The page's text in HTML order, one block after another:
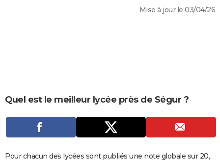
Dictionnaire
Biographies
Expressions
Proverbes
PROGRAMME TV
COPAINS D'AVANT
Mise à jour le 03/04/26
Quel est le meilleur lycée près de Ségur ?
Pour chacun des lycées sont publiés une note globale sur 20,